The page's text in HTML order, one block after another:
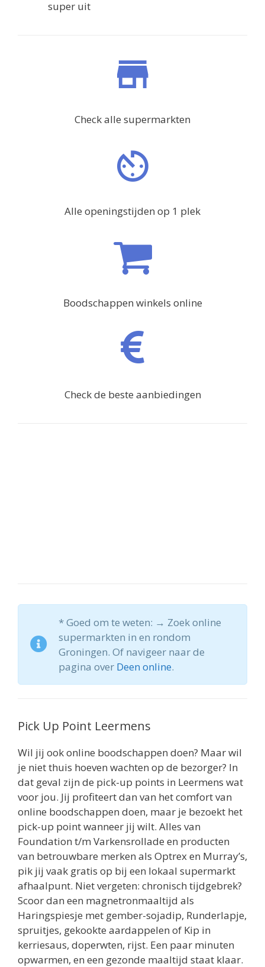
super uit
Check alle supermarkten
Alle openingstijden op 1 plek
Boodschappen winkels online
Check de beste aanbiedingen
* Goed om te weten: → Zoek online
supermarkten in en rondom
Groningen. Of navigeer naar de
pagina over Deen online.
Pick Up Point Leermens
Wil jij ook online boodschappen doen? Maar wil
je niet thuis hoeven wachten op de bezorger? In
dat geval zijn de pick-up points in Leermens wat
voor jou. Jij profiteert dan van het comfort van
online boodschappen doen, maar je bezoekt het
pick-up point wanneer jij wilt. Alles van
Foundation t/m Varkensrollade en producten
van betrouwbare merken als Optrex en Murray’s,
pik jij vaak gratis op bij een lokaal supermarkt
afhaalpunt. Niet vergeten: chronisch tijdgebrek?
Scoor dan een magnetronmaaltijd als
Haringspiesje met gember-sojadip, Runderlapje,
spruitjes, gekookte aardappelen of Kip in
kerriesaus, doperwten, rijst. Een paar minuten
opwarmen, en een gezonde maaltijd staat klaar.